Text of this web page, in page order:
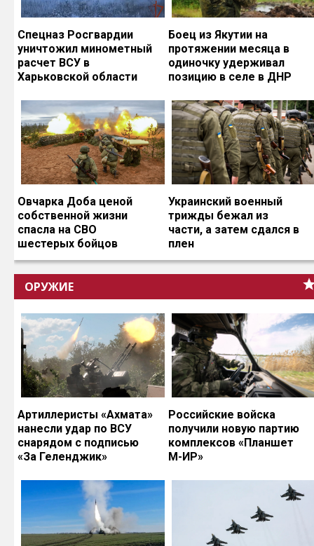
Спецназ Росгвардии
уничтожил минометный
расчет ВСУ в
Харьковской области
Боец из Якутии на
протяжении месяца в
одиночку удерживал
позицию в селе в ДНР
Овчарка Доба ценой
собственной жизни
спасла на СВО
шестерых бойцов
Украинский военный
трижды бежал из
части, а затем сдался в
плен
ОРУЖИЕ
Артиллеристы «Ахмата»
нанесли удар по ВСУ
снарядом с подписью
«За Геленджик»
Российские войска
получили новую партию
комплексов «Планшет
М-ИР»